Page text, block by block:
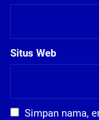
Situs Web
Simpan nama,